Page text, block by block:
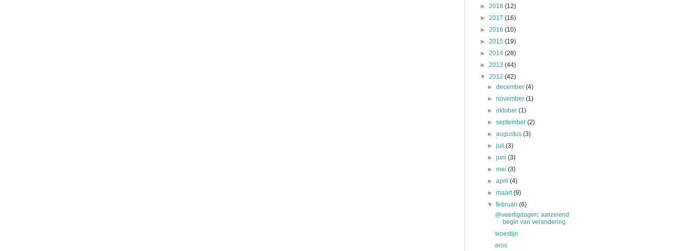
► 2018 (12)
► 2017 (16)
► 2016 (10)
► 2015 (19)
► 2014 (28)
► 2013 (44)
▼ 2012 (42)
►december(4)
►november(1)
►oktober(1)
►september(2)
►augustus(3)
►juli(3)
►juni(3)
►mei(3)
►april(4)
►maart(9)
▼februari(6)
@veertigdagen: aarzelend
begin van verandering
woestijn
eros